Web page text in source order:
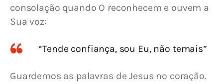
consolação quando O reconhecem e ouvem a
Sua voz:
“Tende confiança, sou Eu, não temais”
Guardemos as palavras de Jesus no coração.